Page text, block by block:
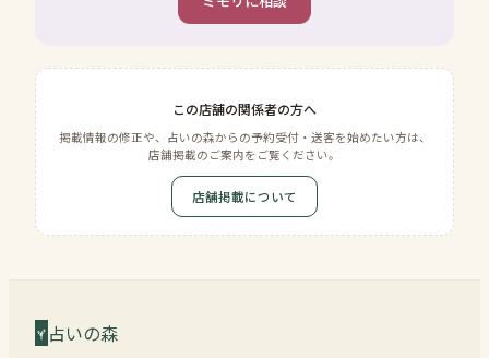
この店舗の関係者の方へ
掲載情報の修正や、占いの森からの予約受付・送客を始めたい方は、
店舗掲載のご案内をご覧ください。
店舗掲載について
占いの森